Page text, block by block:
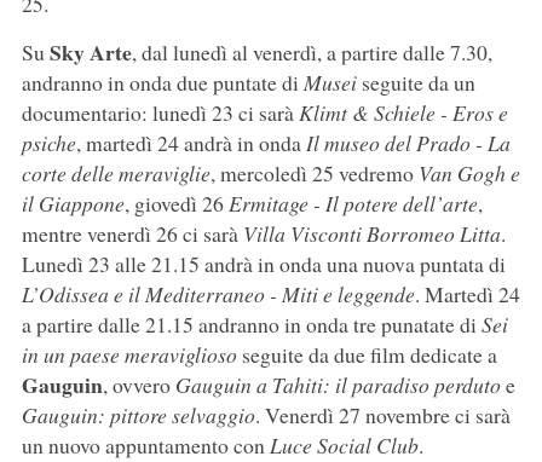
SuSky Arte, dal lunedì al venerdì, a partire dalle 7.30,
andranno in onda due puntate di Museiseguite da un
documentario: lunedì 23 ci saràKlimt & Schiele - Eros e
psiche, martedì 24 andrà in ondaIl museo del Prado - La
corte delle meraviglie, mercoledì 25 vedremo Van Gogh e
il Giappone, giovedì 26Ermitage - Il potere dell’arte,
mentre venerdì 26 ci sarà Villa Visconti Borromeo Litta.
Lunedì 23 alle 21.15 andrà in onda una nuova puntata di
L’Odissea e il Mediterraneo - Miti e leggende. Martedì 24
a partire dalle 21.15 andranno in onda tre punatate di Sei
in un paese meravigliososeguite da due film dedicate a
Gauguin, ovvero Gauguin a Tahiti: il paradiso perdutoe
Gauguin: pittore selvaggio. Venerdì 27 novembre ci sarà
un nuovo appuntamento conLuce Social Club.